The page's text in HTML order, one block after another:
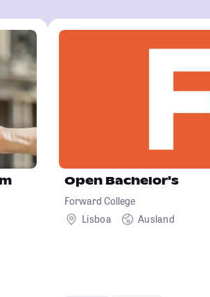
Open Bachelor's
Forward College
Lisboa
Ausland